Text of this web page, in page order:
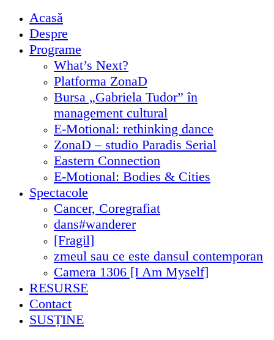
Acasă
Despre
Programe
What’s Next?
Platforma ZonaD
Bursa „Gabriela Tudor” în
management cultural
E-Motional: rethinking dance
ZonaD – studio Paradis Serial
Eastern Connection
E-Motional: Bodies & Cities
Spectacole
Cancer, Coregrafiat
dans#wanderer
[Fragil]
zmeul sau ce este dansul contemporan
Camera 1306 [I Am Myself]
RESURSE
Contact
SUSȚINE